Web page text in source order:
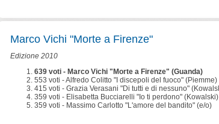
Marco Vichi "Morte a Firenze"
Edizione 2010
639 voti - Marco Vichi "Morte a Firenze" (Guanda)
553 voti - Alfredo Colitto "I discepoli del fuoco" (Piemme)
415 voti - Grazia Verasani "Di tutti e di nessuno"
359 voti - Elisabetta Bucciarelli "Io ti perdono" (Kowalski)
359 voti - Massimo Carlotto "L'amore del bandito" (e/o)